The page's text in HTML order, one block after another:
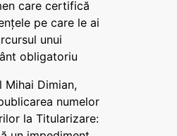
care certifică
pe care le ai
unui
obligatoriu
Mihai Dimian,
numelor
la Titularizare: